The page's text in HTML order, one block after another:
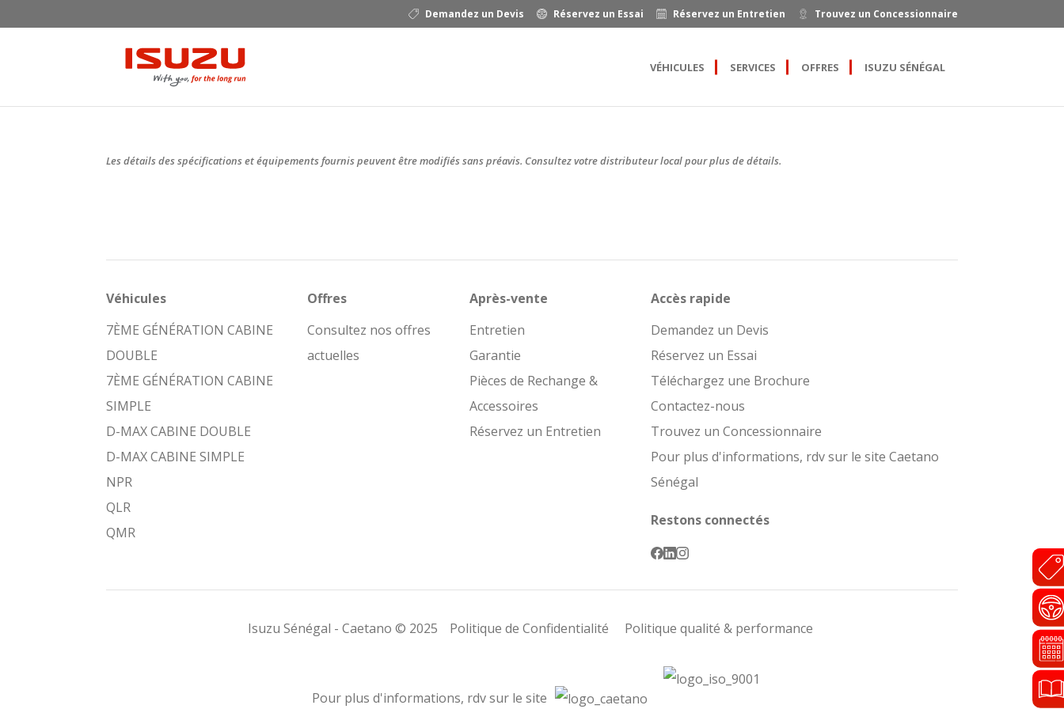
Demandez un Devis Réservez un Essai Réservez un Entretien Trouvez un Concessionnaire
VÉHICULES SERVICES OFFRES ISUZU SÉNÉGAL
Les détails des spécifications et équipements fournis peuvent être modifiés sans préavis. Consultez votre distributeur local pour plus de détails.
Véhicules
7ÈME GÉNÉRATION CABINE
DOUBLE
7ÈME GÉNÉRATION CABINE
SIMPLE
D-MAX CABINE DOUBLE
D-MAX CABINE SIMPLE
NPR
QLR
QMR
Offres
Consultez nos offres
actuelles
Après-vente
Entretien
Garantie
Pièces de Rechange &
Accessoires
Réservez un Entretien
Accès rapide
Demandez un Devis
Réservez un Essai
Téléchargez une Brochure
Contactez-nous
Trouvez un Concessionnaire
Pour plus d'informations, rdv sur le site Caetano
Sénégal
Restons connectés
Isuzu Sénégal - Caetano © 2025 Politique de Confidentialité Politique qualité & performance
Pour plus d'informations, rdv sur le site